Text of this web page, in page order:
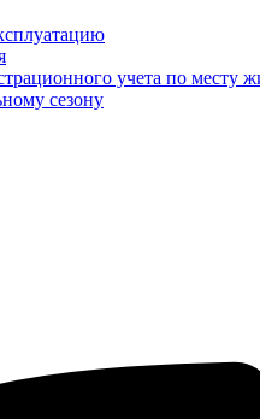
учета по месту
сезону